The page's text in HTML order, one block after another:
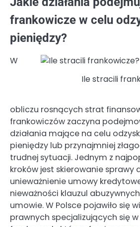
frankowicze w celu
pieniędzy?
Ile stracili
W
obliczu rosnących strat
frankowiczów zaczyna
działania mające na celu
pieniędzy lub przynajmniej
trudnej sytuacji. Jednym z
kroków jest skierowanie sprawy
unieważnienie umowy
nieważności klauzul
umowie. W Polsce pojawiło się
prawnych specjalizujących się